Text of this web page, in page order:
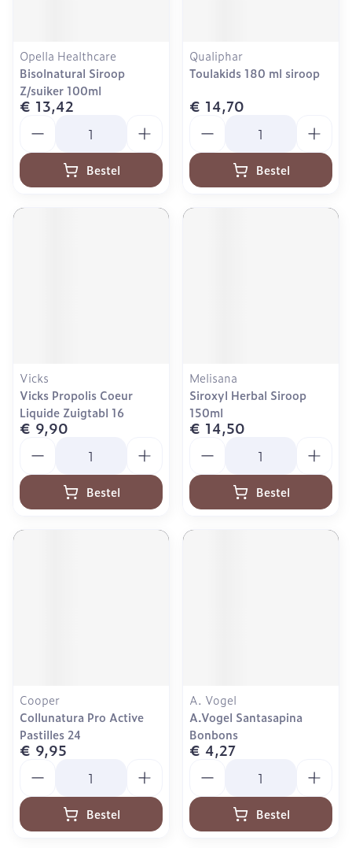
Opella Healthcare
Bisolnatural Siroop
Z/suiker 100ml
€ 13,42
Bestel
Qualiphar
Toulakids 180 ml siroop
€ 14,70
Bestel
Vicks
Vicks Propolis Coeur
Liquide Zuigtabl 16
€ 9,90
Bestel
Melisana
Siroxyl Herbal Siroop
150ml
€ 14,50
Bestel
Cooper
Collunatura Pro Active
Pastilles 24
€ 9,95
Bestel
A. Vogel
A.Vogel Santasapina
Bonbons
€ 4,27
Bestel